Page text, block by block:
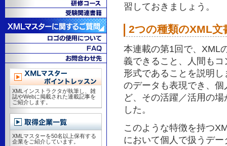
習しておきましょう。
2つの種類のXML文
本連載の第1回で、XML
義できること、人間も
形式であることを説明
のデータも表現でき、
ど、その活躍／活用の
した。
このような特徴を持つ
において個人で扱うデ
XMLインストラクタが執筆し、雑
誌やWebに掲載された連載記事を
ご紹介します。
XMLマスターを50名以上保有する
企業をご紹介しています。